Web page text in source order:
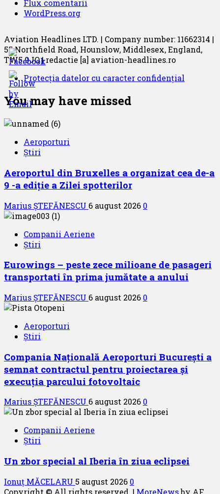
Flux comentarii
WordPress.org
Aviation Headlines LTD. | Company number: 11662314 |
55 Northfield Road, Hounslow, Middlesex, England,
TW5 9JQ | redactie [a] aviation-headlines.ro
Protecția datelor cu caracter confidențial
You may have missed
Aeroporturi
Știri
Aeroportul din Bruxelles a organizat cea de-a
9 -a ediție a Zilei spotterilor
Marius ȘTEFĂNESCU 6 august 2026 0
Companii Aeriene
Știri
Eurowings – peste zece milioane de pasageri
transportati în prima jumătate a anului
Marius ȘTEFĂNESCU 6 august 2026 0
Aeroporturi
Știri
Compania Națională Aeroporturi București a
semnat contractul pentru proiectarea și
execuția parcului fotovoltaic
Marius ȘTEFĂNESCU 6 august 2026 0
Companii Aeriene
Știri
Un zbor special al Iberia în ziua eclipsei
Ionuț MĂCELARU 5 august 2026 0
Copyright © All rights reserved. | MoreNewsby AF